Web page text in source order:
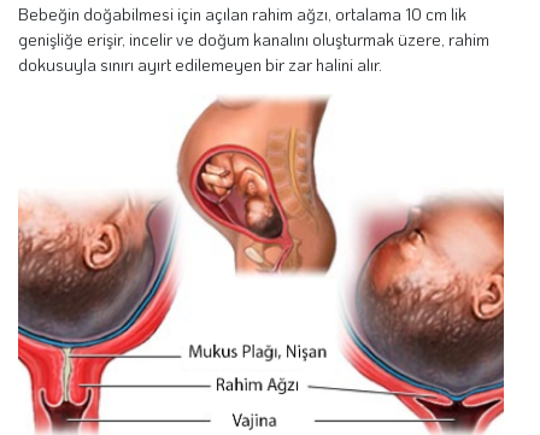
Bebeğin doğabilmesi için açılan rahim ağzı, ortalama 10 cm lik
genişliğe erişir, incelir ve doğum kanalını oluşturmak üzere, rahim
dokusuyla sınırı ayırt edilemeyen bir zar halini alır.